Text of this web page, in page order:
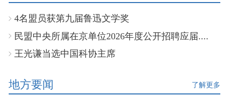
4名盟员获第九届鲁迅文学奖
民盟中央所属在京单位2026年度公开招聘应届....
王光谦当选中国科协主席
地方要闻 了解更多